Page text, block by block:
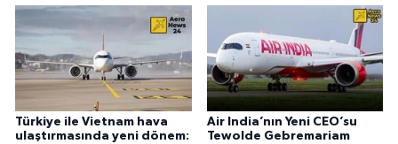
Türkiye ile Vietnam hava
ulaştırmasında yeni dönem:
Air India’nın Yeni CEO’su
Tewolde Gebremariam